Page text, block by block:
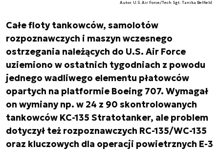
Autor. U.S. Air Force/Tech Sgt. Tanika Belfield
Całe floty tankowców, samolotów
rozpoznawczych i maszyn wczesnego
ostrzegania należących do U.S. Air Force
uziemiono w ostatnich tygodniach z powodu
jednego wadliwego elementu płatowców
opartych na platformie Boeing 707. Wymagał
on wymiany np. w 24 z 90 skontrolowanych
tankowców KC-135 Stratotanker, ale problem
dotyczył też rozpoznawczych RC-135/WC-135
oraz kluczowych dla operacji powietrznych E-3